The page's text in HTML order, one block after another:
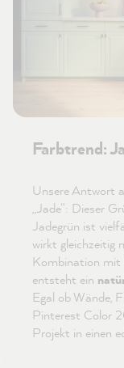
Farbtrend:
Unsere Antwort
„Jade“: Dieser
Jadegrün ist
wirkt gleichzeitig
Kombination mit
entsteht ein
Egal ob Wände,
Pinterest Color
Projekt in einen